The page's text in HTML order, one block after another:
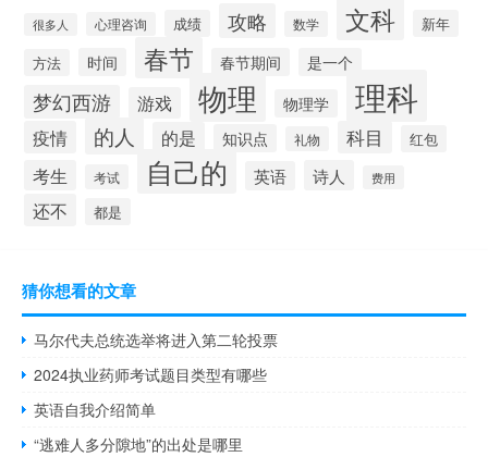
很多人 心理咨询 成绩 攻略 数学 文科
新年
方法
时间 春节 春节期间 是一个
梦幻西游 游戏 物理 物理学 理科
疫情 的人 的是 知识点 礼物 科目 红包
考生 考试 自己的 英语 诗人 费用
还不 都是
猜你想看的文章
马尔代夫总统选举将进入第二轮投票
2024执业药师考试题目类型有哪些
英语自我介绍简单
“逃难人多分隙地”的出处是哪里